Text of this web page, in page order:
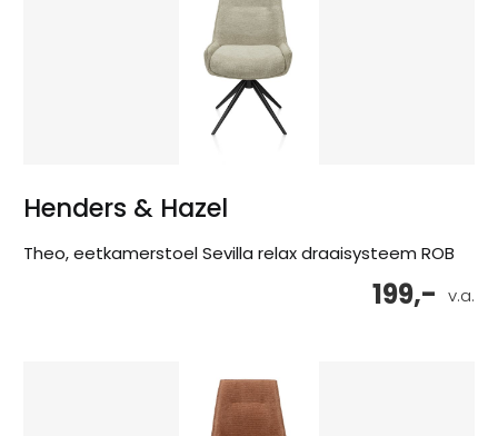
Henders & Hazel
Theo, eetkamerstoel Sevilla relax draaisysteem ROB
v.a.
199,-